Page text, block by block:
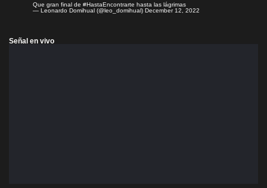
Que gran final de #HastaEncontrarte hasta las lágrimas
— Leonardo Domihual (@leo_domihual) December 12, 2022
Señal en vivo